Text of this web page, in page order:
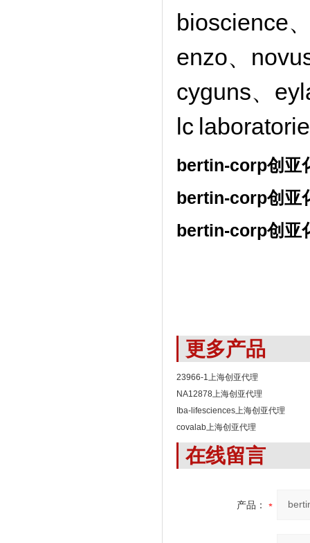
bioscience
enzo、
cyguns、
lc
bertin-corp创亚
bertin-corp创亚
bertin-corp创亚
更多产品
23966-1上海创亚代理
NA12878上海创亚代理
Iba-lifesciences上海创亚代理
covalab上海创亚代理
在线留言
产品：